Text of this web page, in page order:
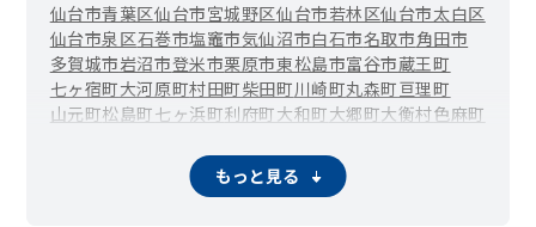
仙台市青葉区仙台市宮城野区仙台市若林区仙台市太白区
仙台市泉区石巻市塩竈市気仙沼市白石市名取市角田市
多賀城市岩沼市登米市栗原市東松島市富谷市蔵王町
七ヶ宿町大河原町村田町柴田町川崎町丸森町亘理町
山元町松島町七ヶ浜町利府町大和町大郷町大衡村色麻町
もっと見る